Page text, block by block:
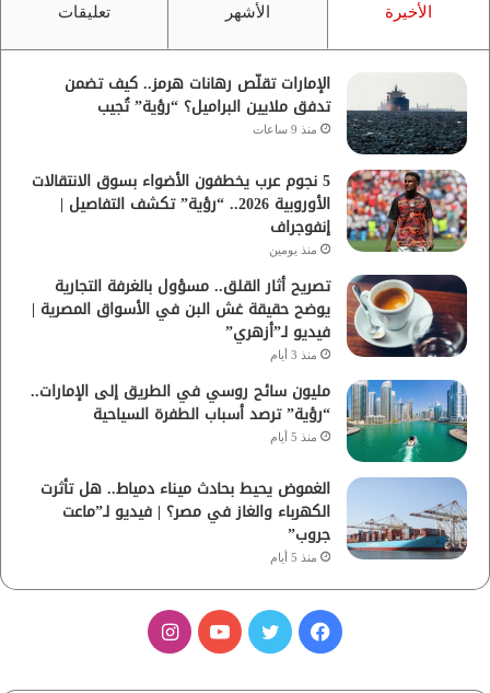
الأخيرة الأشهر تعليقات
الإمارات تقلّص رهانات هرمز.. كيف تضمن
تدفق ملايين البراميل؟ “رؤية” تُجيب
منذ 9 ساعات
5 نجوم عرب يخطفون الأضواء بسوق الانتقالات
الأوروبية 2026.. “رؤية” تكشف التفاصيل |
إنفوجراف
منذ يومين
تصريح أثار القلق.. مسؤول بالغرفة التجارية
يوضح حقيقة غش البن في الأسواق المصرية |
فيديو لـ”أزهري”
منذ 3 أيام
مليون سائح روسي في الطريق إلى الإمارات..
“رؤية” ترصد أسباب الطفرة السياحية
منذ 5 أيام
الغموض يحيط بحادث ميناء دمياط.. هل تأثرت
الكهرباء والغاز في مصر؟ | فيديو لـ”ماعت
جروب”
منذ 5 أيام